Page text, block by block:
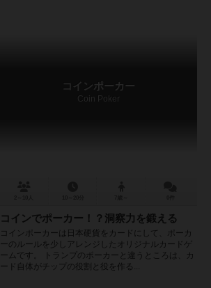
コインポーカー
Coin Poker
コインでポーカー！？洞察力を鍛える
コインポーカーは日本硬貨をカードにして、ポーカ
ーのルールを少しアレンジしたオリジナルカードゲ
ームです。 トランプのポーカーと違うところは、カ
ード自体がチップの役割と役を作る...